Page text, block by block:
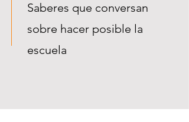
Saberes que conversan
sobre hacer posible la
escuela